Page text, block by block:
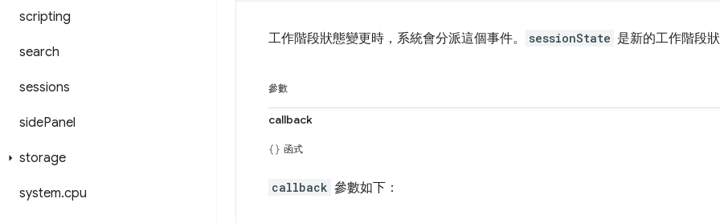
scripting
search
sessions
sidePanel
storage
system.cpu
工作階段狀態變更時，系統會分派這個事件。 sessionState 是新的工作階段
參數
callback
函式
callback 參數如下：